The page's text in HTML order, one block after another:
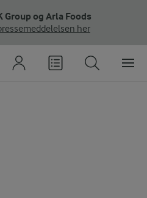
Group og Arla Foods
her